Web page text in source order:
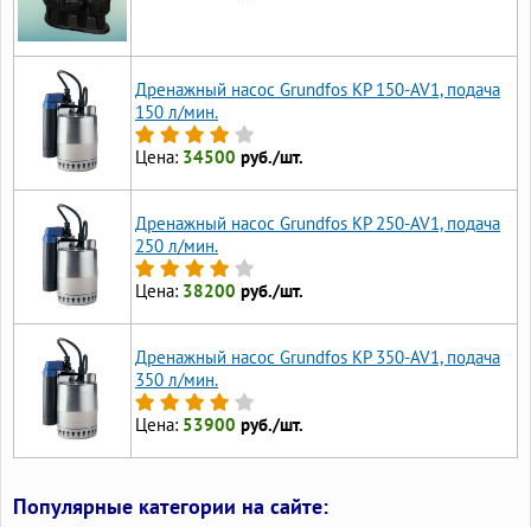
Дренажный насос Grundfos KP 150-AV1, подача
150 л/мин.
Цена: 34500 руб./шт.
Дренажный насос Grundfos KP 250-AV1, подача
250 л/мин.
Цена: 38200 руб./шт.
Дренажный насос Grundfos KP 350-AV1, подача
350 л/мин.
Цена: 53900 руб./шт.
Популярные категории на сайте: